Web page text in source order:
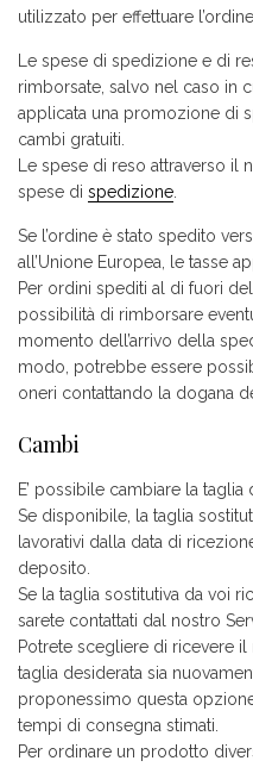
utilizzato per effettuare
Le spese di spedizione e di
rimborsate, salvo nel caso in
applicata una promozione di
cambi gratuiti.
Le spese di reso attraverso il
spese di spedizione.
Se l’ordine è stato spedito
all’Unione Europea, le tasse
Per ordini spediti al di fuori
possibilità di rimborsare
momento dell’arrivo della
modo, potrebbe essere
oneri contattando la dogana
Cambi
E’ possibile cambiare la
Se disponibile, la taglia
lavorativi dalla data di
deposito.
Se la taglia sostitutiva da voi
sarete contattati dal nostro
Potrete scegliere di ricevere
taglia desiderata sia
proponessimo questa
tempi di consegna stimati.
Per ordinare un prodotto